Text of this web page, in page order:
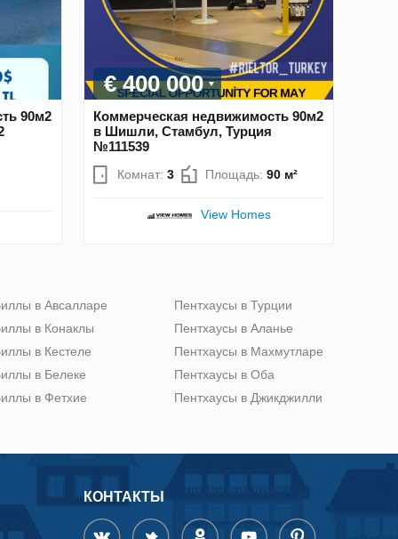
90м2
€ 400 000
Коммерческая недвижимость 90м2
в Шишли, Стамбул, Турция
№111539
Комнат: 3 Площадь: 90 м²
View Homes
в Авсалларе
в Конаклы
в Кестеле
в Белеке
в Фетхие
Пентхаусы в Турции
Пентхаусы в Аланье
Пентхаусы в Махмутларе
Пентхаусы в Оба
Пентхаусы в Джикджилли
КОНТАКТЫ